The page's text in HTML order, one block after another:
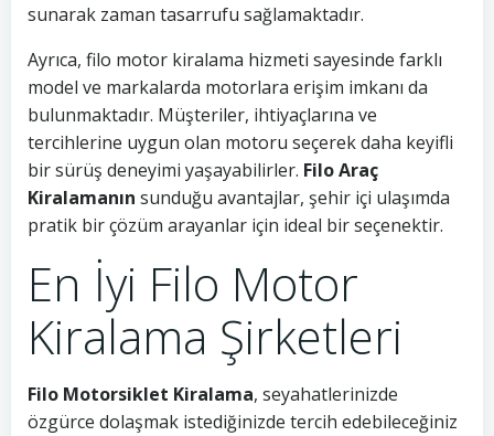
sunarak zaman tasarrufu sağlamaktadır.
Ayrıca, filo motor kiralama hizmeti sayesinde farklı
model ve markalarda motorlara erişim imkanı da
bulunmaktadır. Müşteriler, ihtiyaçlarına ve
tercihlerine uygun olan motoru seçerek daha keyifli
bir sürüş deneyimi yaşayabilirler. Filo Araç
Kiralamanın sunduğu avantajlar, şehir içi ulaşımda
pratik bir çözüm arayanlar için ideal bir seçenektir.
En İyi Filo Motor
Kiralama Şirketleri
Filo Motorsiklet Kiralama, seyahatlerinizde
özgürce dolaşmak istediğinizde tercih edebileceğiniz